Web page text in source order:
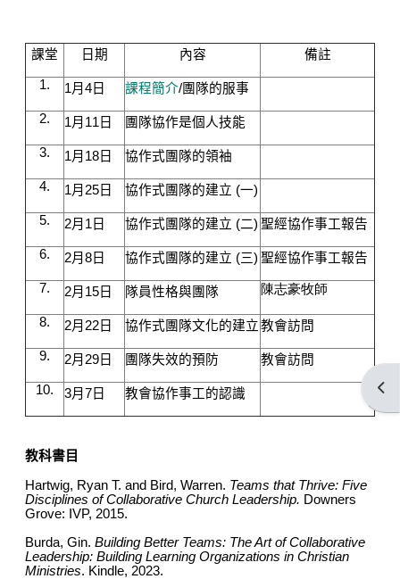
開
課堂 日期 內容 備註
1. 1月 4日 課程簡介/團隊的服事
2. 1月 11 日 團隊協作是個人技能
3. 1月 18日 協作式團隊的領袖
4. 1月 25日 協作式團隊的建立 (一)
5. 2月 1 日 協作式團隊的建立 (二) 聖經協作事工報告
6. 2月 8日 協作式團隊的建立 (三) 聖經協作事工報告
7. 2月 15日 隊員性格與團隊 陳志豪牧師
8. 2月 22日 協作式團隊文化的建立教會訪問
9. 2月 29日 團隊失效的預防 教會訪問
10. 3月 7日 教會協作事工的認識
教科書目
Hartwig, Ryan T. and Bird, Warren. Teams that Thrive: Five
Disciplines of Collaborative Church Leadership. Downers
Grove: IVP, 2015.
Burda, Gin. Building Better Teams: The Art of Collaborative
Leadership: Building Learning Organizations in Christian
Ministries. Kindle, 2023.